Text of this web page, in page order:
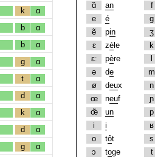
k ɑ
b ɑ
b ɑ
g ɑ
t ɑ
d ɑ
k ɑ
d ɑ
g ɑ
ɑ̃
an
e
é
ẽ
pin
ɛ
zè le
ɛː
père
ə
de
ø
deux
œ
neuf
œ̃
un
i
i
o
tôt
ɔ
toge
f
g
ʒ
k
m
n
ɲ
p
ʁ
s
t